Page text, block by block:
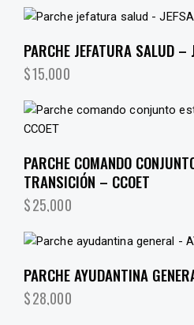
PARCHE JEFATURA SALUD –
$15,000
PARCHE COMANDO
TRANSICIÓN – CCOET
$25,000
PARCHE AYUDANTINA
$28,000